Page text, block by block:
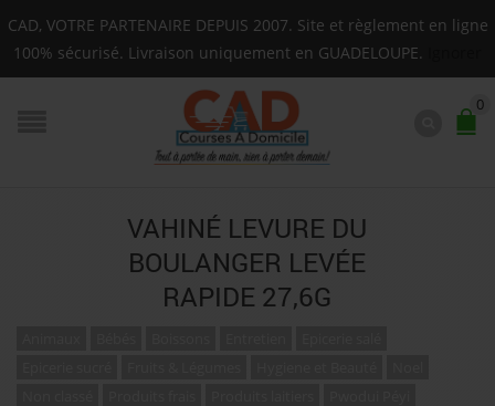
Livraison sur toute la Guadeloupe : Mardi, Jeudi,
0
VAHINÉ LEVURE DU
BOULANGER LEVÉE
RAPIDE 27,6G
CAD, VOTRE PARTENAIRE DEPUIS 2007. Site et règlement en ligne
100% sécurisé. Livraison uniquement en GUADELOUPE.